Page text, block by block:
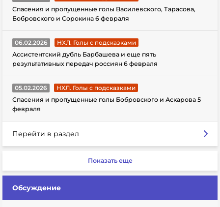
Спасения и пропущенные голы Василевского, Тарасова,
Бобровского и Сорокина 6 февраля
06.02.2026
НХЛ. Голы с подсказками
Ассистентский дубль Барбашева и еще пять
результативных передач россиян 6 февраля
05.02.2026
НХЛ. Голы с подсказками
Спасения и пропущенные голы Бобровского и Аскарова 5
февраля
Перейти в раздел
Показать еще
Обсуждение